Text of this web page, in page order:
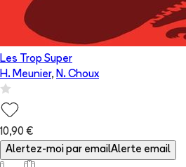
Les Trop Super
H. Meunier, N. Choux
10,90 €
Alertez-moi par emailAlerte email